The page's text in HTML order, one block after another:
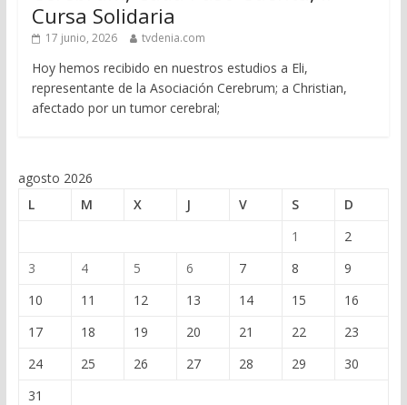
Cursa Solidaria
17 junio, 2026 tvdenia.com
Hoy hemos recibido en nuestros estudios a Eli,
representante de la Asociación Cerebrum; a Christian,
afectado por un tumor cerebral;
agosto 2026
L
M X J V S
D
1
2
3
4 5 6 7 8
9
10
11 12 13 14 15
16
17
18 19 20 21 22
23
24
25 26 27 28 29
30
31